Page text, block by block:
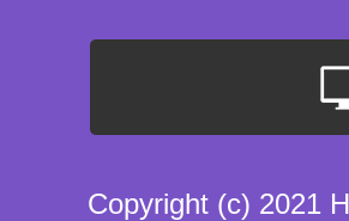
Copyright (c) 2021